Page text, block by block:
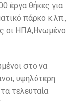
έργα θήκες για
πάρκο κ.λπ.,
οι ΗΠΑ,Ηνωμένο
στο να
υψηλότερη
τελευταία